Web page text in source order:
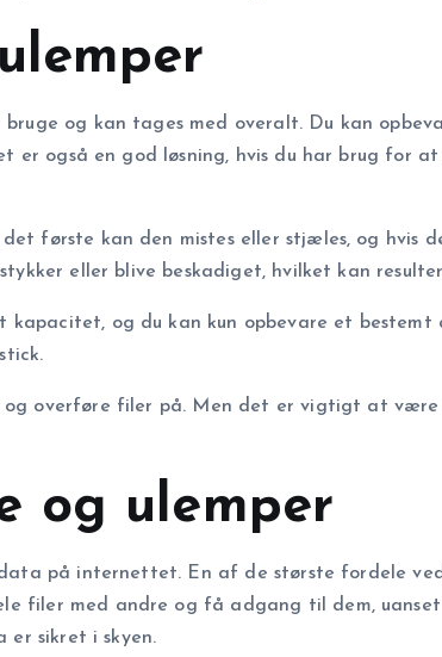
og kan tages med overalt. Du kan
også en god løsning, hvis du har brug for
første kan den mistes eller stjæles, og hvis
eller blive beskadiget, hvilket kan
kapacitet, og du kan kun opbevare et
overføre filer på. Men det er vigtigt at være
og ulemper
på internettet. En af de største fordele
filer med andre og få adgang til dem,
er sikret i skyen.